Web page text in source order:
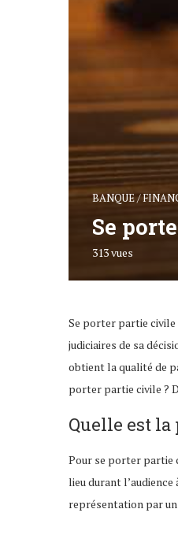
BANQUE /
Se
313vues
Se porter partie civile
judiciaires de sa
obtient la qualité de
porter partie civile ?
Quelle est
Pour se porter partie
lieu durant
représentation par un